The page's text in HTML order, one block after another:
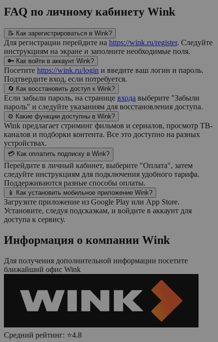
FAQ по личному кабинету Wink
📝 Как зарегистрироваться в Wink?
Для регистрации перейдите на https://wink.ru/register. Следуйте
инструкциям на экране и заполните необходимые поля.
🔑 Как войти в аккаунт Wink?
Посетите https://wink.ru/login и введите ваш логин и пароль.
Подтвердите вход, если потребуется.
🔄 Как восстановить доступ к Wink?
Если забыли пароль, на странице входа выберите "Забыли
пароль" и следуйте указаниям для восстановления доступа.
⚙️ Какие функции доступны в Wink?
Wink предлагает стриминг фильмов и сериалов, просмотр ТВ-
каналов и подборки контента. Все это доступно на разных
устройствах.
💳 Как оплатить подписку в Wink?
Перейдите в личный кабинет, выберите "Оплата", затем
следуйте инструкциям для подключения удобного тарифа.
Поддерживаются разные способы оплаты.
📱 Как установить мобильное приложение Wink?
Загрузите приложение из Google Play или App Store.
Установите, следуя подсказкам, и войдите в аккаунт для
доступа к сервису.
Информация о компании Wink
Для получения дополнительной информации посетите
ближайший офис Wink
Средний рейтинг: ⭐4.8